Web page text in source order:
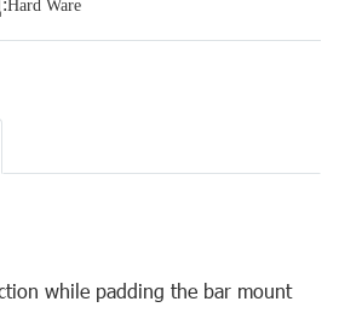
Hard Ware
while padding the bar mount